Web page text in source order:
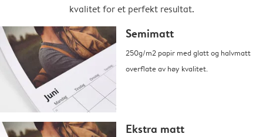
kvalitet for et perfekt resultat.
Semimatt
250g/m2 papir med glatt og halvmatt
overflate av høy kvalitet.
Ekstra matt